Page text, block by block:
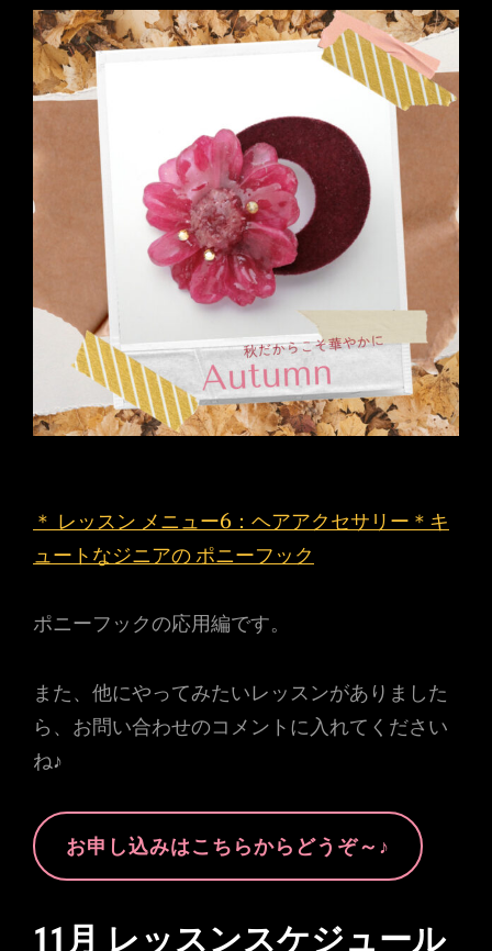
＊ レッスン メニュー6：ヘアアクセサリー＊キ
ュートなジニアの ポニーフック
ポニーフックの応用編です。
また、他にやってみたいレッスンがありました
ら、お問い合わせのコメントに入れてください
ね♪
お申し込みはこちらからどうぞ～♪
11 月 レッスンスケジュール